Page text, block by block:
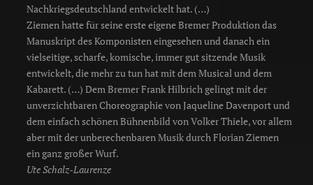
Nachkriegsdeutschland entwickelt hat. (…)
Ziemen hatte für seine erste eigene Bremer Produktion das
Manuskript des Komponisten eingesehen und danach ein
vielseitige, scharfe, komische, immer gut sitzende Musik
entwickelt, die mehr zu tun hat mit dem Musical und dem
Kabarett. (…) Dem Bremer Frank Hilbrich gelingt mit der
unverzichtbaren Choreographie von Jaqueline Davenport und
dem einfach schönen Bühnenbild von Volker Thiele, vor allem
aber mit der unberechenbaren Musik durch Florian Ziemen
ein ganz großer Wurf.
Ute Schalz-Laurenze